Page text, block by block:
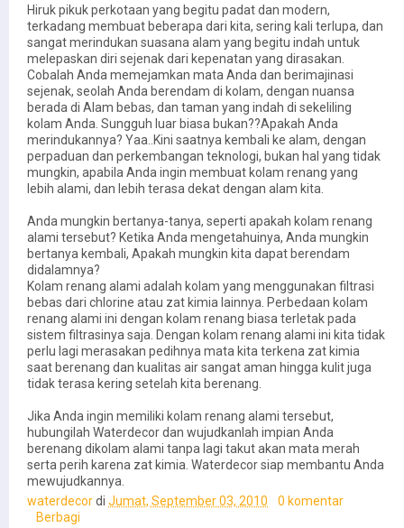
Hiruk pikuk perkotaan yang begitu padat dan modern,
terkadang membuat beberapa dari kita, sering kali terlupa, dan
sangat merindukan suasana alam yang begitu indah untuk
melepaskan diri sejenak dari kepenatan yang dirasakan.
Cobalah Anda memejamkan mata Anda dan berimajinasi
sejenak, seolah Anda berendam di kolam, dengan nuansa
berada di Alam bebas, dan taman yang indah di sekeliling
kolam Anda. Sungguh luar biasa bukan??Apakah Anda
merindukannya? Yaa..Kini saatnya kembali ke alam, dengan
perpaduan dan perkembangan teknologi, bukan hal yang tidak
mungkin, apabila Anda ingin membuat kolam renang yang
lebih alami, dan lebih terasa dekat dengan alam kita.
Anda mungkin bertanya-tanya, seperti apakah kolam renang
alami tersebut? Ketika Anda mengetahuinya, Anda mungkin
bertanya kembali, Apakah mungkin kita dapat berendam
didalamnya?
Kolam renang alami adalah kolam yang menggunakan filtrasi
bebas dari chlorine atau zat kimia lainnya. Perbedaan kolam
renang alami ini dengan kolam renang biasa terletak pada
sistem filtrasinya saja. Dengan kolam renang alami ini kita tidak
perlu lagi merasakan pedihnya mata kita terkena zat kimia
saat berenang dan kualitas air sangat aman hingga kulit juga
tidak terasa kering setelah kita berenang.
Jika Anda ingin memiliki kolam renang alami tersebut,
hubungilah Waterdecor dan wujudkanlah impian Anda
berenang dikolam alami tanpa lagi takut akan mata merah
serta perih karena zat kimia. Waterdecor siap membantu Anda
mewujudkannya.
waterdecordi Jumat, September 03, 2010
0 komentar
Berbagi